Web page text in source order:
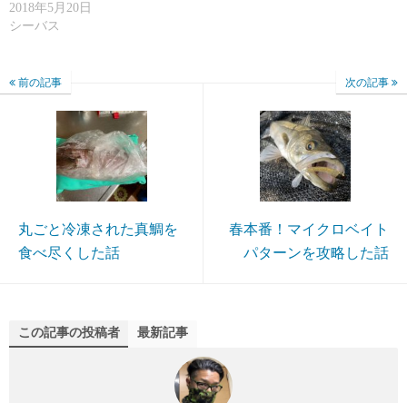
2018年5月20日
シーバス
前の記事
丸ごと冷凍された真鯛を
食べ尽くした話
次の記事
春本番！マイクロベイト
パターンを攻略した話
この記事の投稿者 最新記事